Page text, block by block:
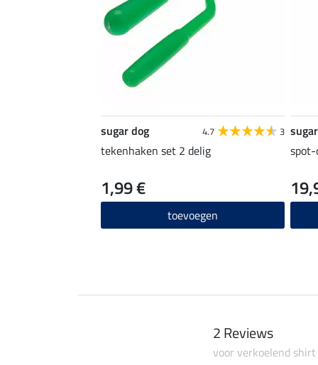
sugar dog 4.7 3
tekenhaken set 2 delig
1,99 €
toevoegen
2 Reviews
voor verkoelend